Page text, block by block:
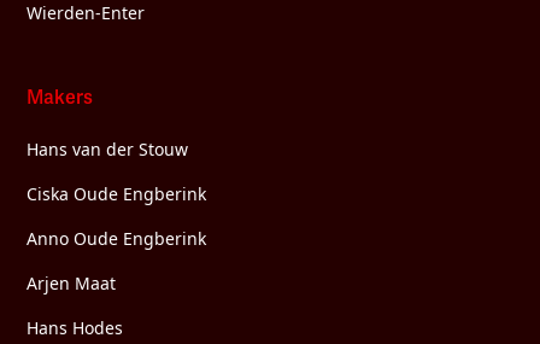
Wierden-Enter
Makers
Hans van der Stouw
Ciska Oude Engberink
Anno Oude Engberink
Arjen Maat
Hans Hodes